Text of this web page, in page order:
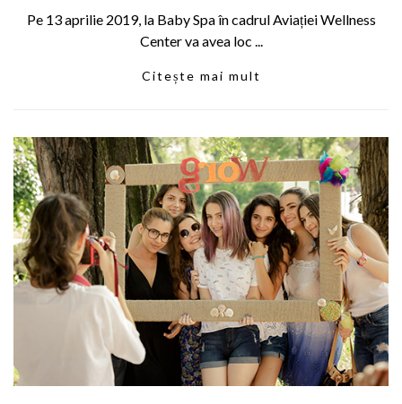
Pe 13 aprilie 2019, la Baby Spa în cadrul Aviației Wellness
Center va avea loc ...
Citește mai mult